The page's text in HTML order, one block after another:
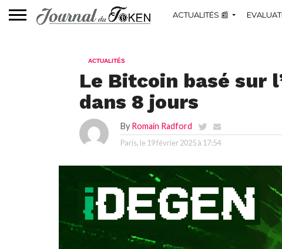
ACTUALITÉS 📰
ACTUALITÉS
Le Bitcoin basé sur
dans 8 jours
By Romain Radford
Paris, le 19 février 2025 à 17:54